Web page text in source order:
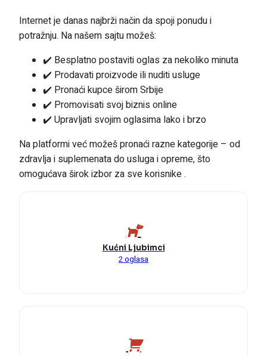
Internet je danas najbrži način da spoji ponudu i
potražnju. Na našem sajtu možeš:
✔️ Besplatno postaviti oglas za nekoliko minuta
✔️ Prodavati proizvode ili nuditi usluge
✔️ Pronaći kupce širom Srbije
✔️ Promovisati svoj biznis online
✔️ Upravljati svojim oglasima lako i brzo
Na platformi već možeš pronaći razne kategorije – od
zdravlja i suplemenata do usluga i opreme, što
omogućava širok izbor za sve korisnike .
Kućni Ljubimci
2 oglasa